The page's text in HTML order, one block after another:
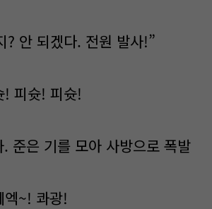
안 되겠다. 전원 발사!”
피슛! 피슛!
준은 기를 모아 사방으로 폭발
엑~! 콰광!